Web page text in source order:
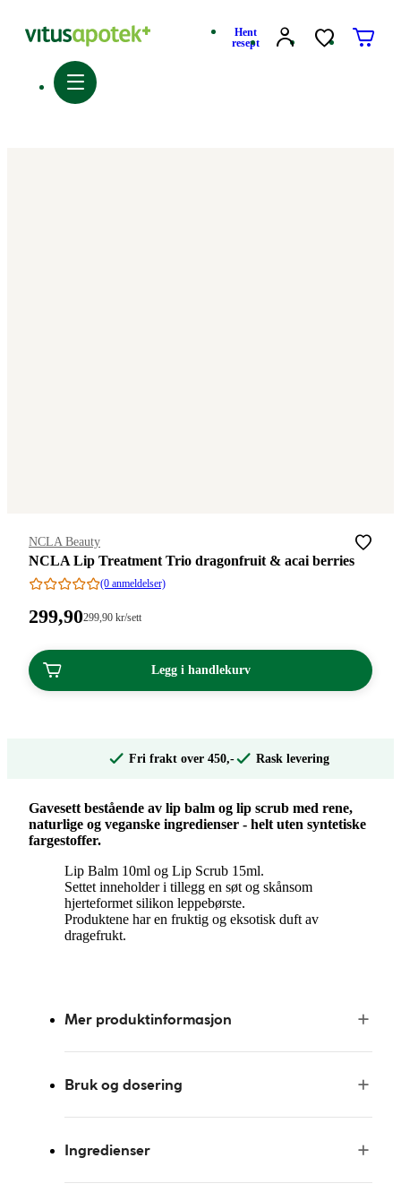
Hent
resept
Merke:
NCLA Beauty
NCLA Lip Treatment Trio dragonfruit & acai berries
(0 anmeldelser)
Pris:
kroner.
299,90Stykkpris:
kroner.
299 ,90 kr/sett
Legg i handlekurv
Fri frakt over 450,- Rask levering
Gavesett bestående av lip balm og lip scrub med rene,
naturlige og veganske ingredienser - helt uten syntetiske
fargestoffer.
Lip Balm 10ml og Lip Scrub 15ml.
Settet inneholder i tillegg en søt og skånsom
hjerteformet silikon leppebørste.
Produktene har en fruktig og eksotisk duft av
dragefrukt.
Mer produktinformasjon
Bruk og dosering
Ingredienser